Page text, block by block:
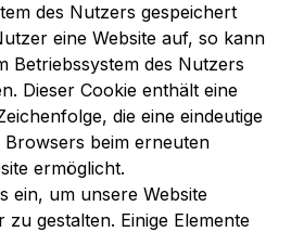
des Nutzers gespeichert
eine Website auf, so kann
Betriebssystem des Nutzers
Dieser Cookie enthält eine
die eine eindeutige
Browsers beim erneuten
ermöglicht.
ein, um unsere Website
gestalten. Einige Elemente